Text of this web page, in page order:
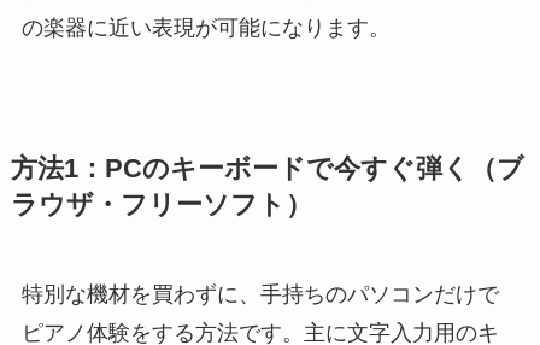
の楽器に近い表現が可能になります。
方法1：PCのキーボードで今すぐ弾く（ブ
ラウザ・フリーソフト）
特別な機材を買わずに、手持ちのパソコンだけで
ピアノ体験をする方法です。主に文字入力用のキ